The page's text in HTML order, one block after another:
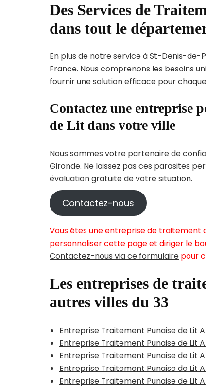
Des Services de
dans tout le
En plus de notre service à St-Denis-de-
France. Nous comprenons les besoins
fournir une solution efficace pour
Contactez une entreprise
de Lit dans votre ville
Nous sommes votre partenaire de
Gironde. Ne laissez pas ces parasites
évaluation gratuite de votre situation.
Contactez-nous
Vous êtes une entreprise de traitement
personnaliser cette page et diriger le
Contactez-nous via ce formulaire pour
Les entreprises de
autres villes du 33
Entreprise Traitement Punaise de Lit
Entreprise Traitement Punaise de Lit
Entreprise Traitement Punaise de Lit
Entreprise Traitement Punaise de Lit
Entreprise Traitement Punaise de Lit